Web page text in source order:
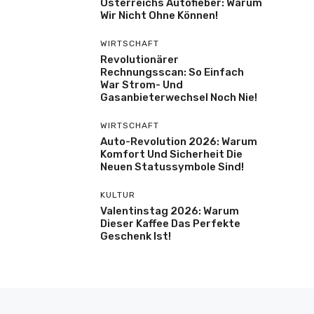
Österreichs Autofieber: Warum
Wir Nicht Ohne Können!
WIRTSCHAFT
Revolutionärer
Rechnungsscan: So Einfach
War Strom- Und
Gasanbieterwechsel Noch Nie!
WIRTSCHAFT
Auto-Revolution 2026: Warum
Komfort Und Sicherheit Die
Neuen Statussymbole Sind!
KULTUR
Valentinstag 2026: Warum
Dieser Kaffee Das Perfekte
Geschenk Ist!